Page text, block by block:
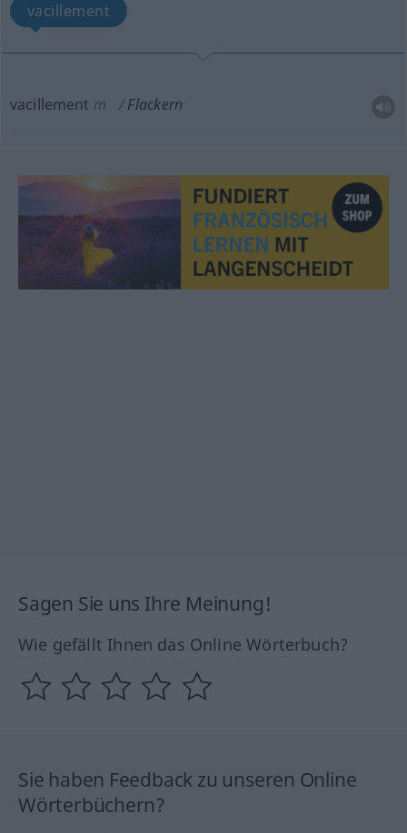
vacillement
vacillement m Flackern
Sagen Sie uns Ihre Meinung!
Wie gefällt Ihnen das Online Wörterbuch?
Sie haben Feedback zu unseren Online
Wörterbüchern?